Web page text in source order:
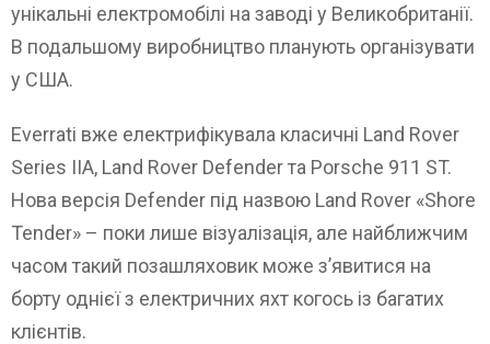
унікальні електромобілі на заводі у Великобританії.
В подальшому виробництво планують організувати
у США.
Everrati вже електрифікувала класичні Land Rover
Series IIA, Land Rover Defender та Porsche 911 ST.
Нова версія Defender під назвою Land Rover «Shore
Tender» – поки лише візуалізація, але найближчим
часом такий позашляховик може з’явитися на
борту однієї з електричних яхт когось із багатих
клієнтів.